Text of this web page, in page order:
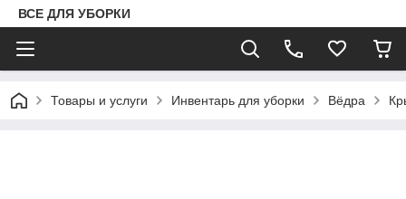
ВСЕ ДЛЯ УБОРКИ
Товары и услуги Инвентарь для уборки Вёдра